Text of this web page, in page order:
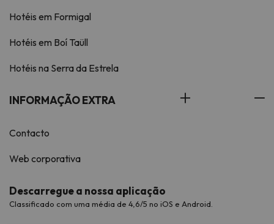
Hotéis em Formigal
Hotéis em Boí Taüll
Hotéis na Serra da Estrela
INFORMAÇÃO EXTRA
Contacto
Web corporativa
Descarregue a nossa aplicação
Classificado com uma média de 4,6/5 no iOS e Android.